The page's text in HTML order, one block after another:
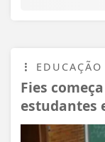
EDUCAÇÃO
Fies
estudantes